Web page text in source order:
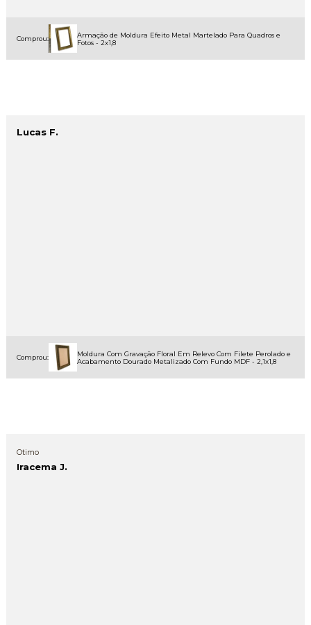
Comprou:
Armação de Moldura Efeito Metal Martelado Para Quadros e
Fotos - 2x1,8
Lucas F.
Comprou:
Moldura Com Gravação Floral Em Relevo Com Filete Perolado e
Acabamento Dourado Metalizado Com Fundo MDF - 2,1x1,8
Otimo
Iracema J.